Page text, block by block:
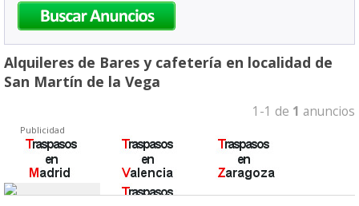
Alquileres de Bares y cafetería en localidad de
San Martín de la Vega
1-1 de 1 anuncios
Publicidad